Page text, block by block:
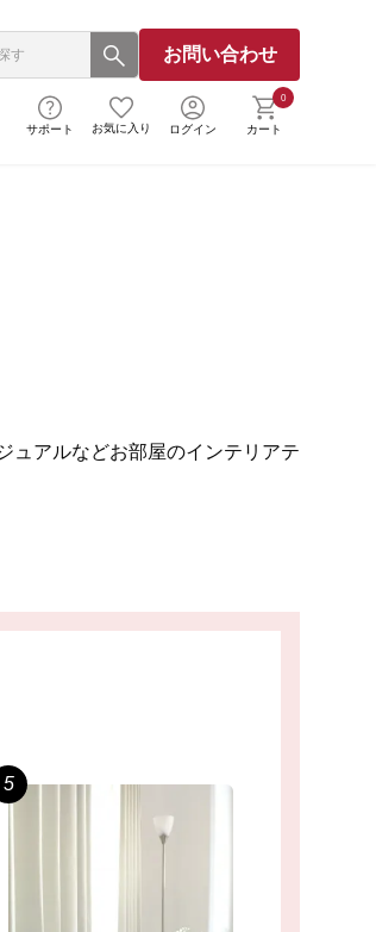
お問い合わせ
サポート お気に入り ログイン
0
カート
ュアルなどお部屋のインテリアテ